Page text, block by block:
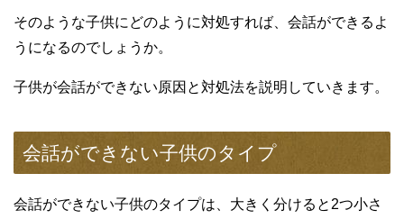
そのような子供にどのように対処すれば、会話ができるよ
うになるのでしょうか。
子供が会話ができない原因と対処法を説明していきます。
会話ができない子供のタイプ
会話ができない子供のタイプは、大きく分けると2つ小さ